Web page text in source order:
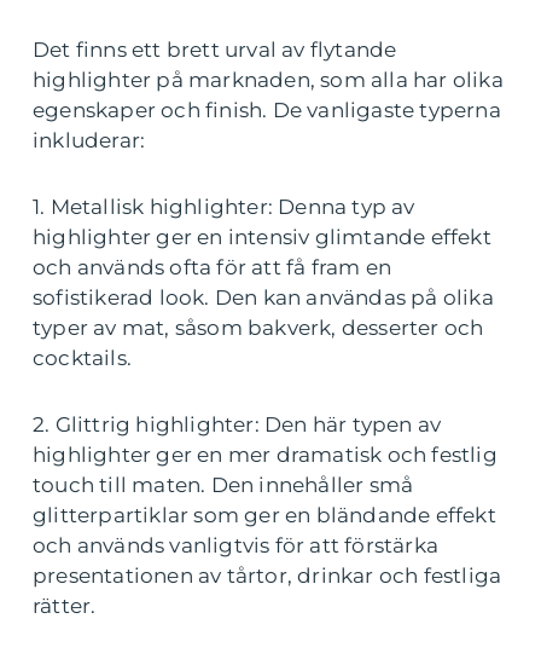
Det finns ett brett urval av flytande
highlighter på marknaden, som alla har olika
egenskaper och finish. De vanligaste typerna
inkluderar:
1. Metallisk highlighter: Denna typ av
highlighter ger en intensiv glimtande effekt
och används ofta för att få fram en
sofistikerad look. Den kan användas på olika
typer av mat, såsom bakverk, desserter och
cocktails.
2. Glittrig highlighter: Den här typen av
highlighter ger en mer dramatisk och festlig
touch till maten. Den innehåller små
glitterpartiklar som ger en bländande effekt
och används vanligtvis för att förstärka
presentationen av tårtor, drinkar och festliga
rätter.